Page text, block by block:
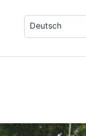
Deutsch